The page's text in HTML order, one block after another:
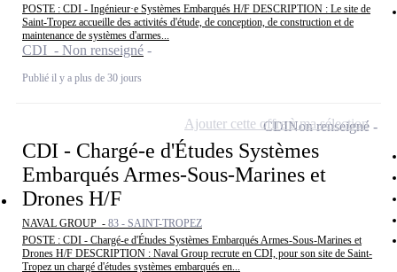
POSTE : CDI - Ingénieur·e Systèmes Embarqués H/F DESCRIPTION : Le site de
Saint-Tropez accueille des activités d'étude, de conception, de construction et de
maintenance de systèmes d'armes...
CDI - Non renseigné
Publié il y a plus de 30 jours
CDI - Chargé-e d'Études Systèmes
Embarqués Armes-Sous-Marines et
Drones H/F
NAVAL GROUP - 83 - SAINT-TROPEZ
POSTE : CDI - Chargé-e d'Études Systèmes Embarqués Armes-Sous-Marines et
Drones H/F DESCRIPTION : Naval Group recrute en CDI, pour son site de Saint-
Tropez un chargé d'études systèmes embarqués en...
CDINon renseigné
Ajouter cette offre à ma sélection